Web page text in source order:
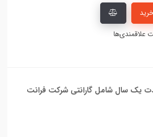
یک سال شامل گارانتی شرکت فرانت